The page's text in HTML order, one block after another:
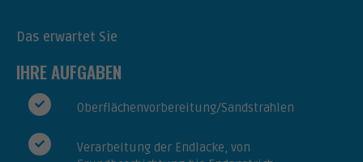
Das erwartet Sie
IHRE AUFGABEN
Oberflächenvorbereitung/Sandstrahlen
Verarbeitung der Endlacke, von